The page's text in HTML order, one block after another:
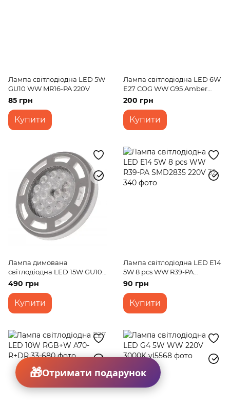
Лампа світлодіодна LED 5W
GU10 WW MR16-PA 220V
85 грн
Купити
Лампа світлодіодна LED 6W
E27 COG WW G95 Amber
220V
200 грн
Купити
Лампа димована
світлодіодна LED 15W GU10
WW AR111 Dim 220V
490 грн
Купити
Лампа світлодіодна LED E14
5W 8 pcs WW R39-PA
SMD2835 220V
90 грн
Купити
Отримати подарунок